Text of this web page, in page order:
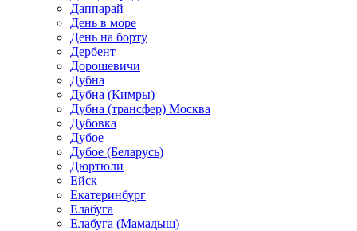
Даппарай
День в море
День на борту
Дербент
Дорошевичи
Дубна
Дубна (Кимры)
Дубна (трансфер) Москва
Дубовка
Дубое
Дубое (Беларусь)
Дюртюли
Ейск
Екатеринбург
Елабуга
Елабуга (Мамадыш)